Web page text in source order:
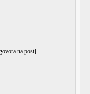
na post].